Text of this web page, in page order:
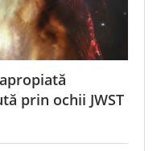
prin ochii JWST